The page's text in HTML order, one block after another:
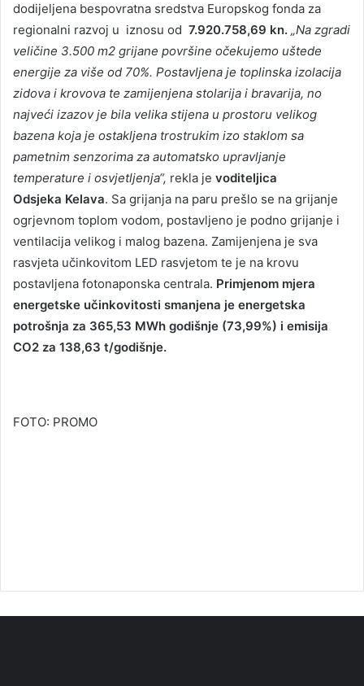
dodijeljena bespovratna sredstva Europskog fonda za
regionalni razvoj u iznosu od 7.920.758,69 kn. „Na zgradi
veličine 3.500 m2 grijane površine očekujemo uštede
energije za više od 70%. Postavljena je toplinska izolacija
zidova i krovova te zamijenjena stolarija i bravarija, no
najveći izazov je bila velika stijena u prostoru velikog
bazena koja je ostakljena trostrukim izo staklom sa
pametnim senzorima za automatsko upravljanje
temperature i osvjetljenja“, rekla je voditeljica
Odsjeka Kelava. Sa grijanja na paru prešlo se na grijanje
ogrjevnom toplom vodom, postavljeno je podno grijanje i
ventilacija velikog i malog bazena. Zamijenjena je sva
rasvjeta učinkovitom LED rasvjetom te je na krovu
postavljena fotonaponska centrala. Primjenom mjera
energetske učinkovitosti smanjena je energetska
potrošnja za 365,53 MWh godišnje (73,99%) i emisija
CO2 za 138,63 t/godišnje.
FOTO: PROMO